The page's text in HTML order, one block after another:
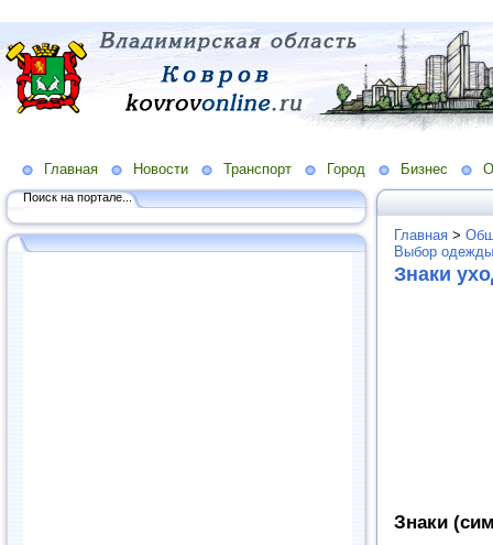
Главная Новости Транспорт Город Бизнес
Поиск на портале...
Главная >
Выбор
Знаки
Знаки